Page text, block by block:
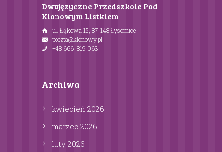
Dwujęzyczne Przedszkole Pod
Klonowym Listkiem
ul. Łąkowa 15, 87-148 Łysomice
poczta@klonowy.pl
+48 666 819 063
Archiwa
kwiecień 2026
marzec 2026
luty 2026